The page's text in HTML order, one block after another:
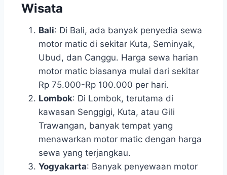
Wisata
Bali: Di Bali, ada banyak penyedia sewa
motor matic di sekitar Kuta, Seminyak,
Ubud, dan Canggu. Harga sewa harian
motor matic biasanya mulai dari sekitar
Rp 75.000-Rp 100.000 per hari.
Lombok: Di Lombok, terutama di
kawasan Senggigi, Kuta, atau Gili
Trawangan, banyak tempat yang
menawarkan motor matic dengan harga
sewa yang terjangkau.
Yogyakarta: Banyak penyewaan motor